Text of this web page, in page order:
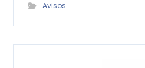
Avisos